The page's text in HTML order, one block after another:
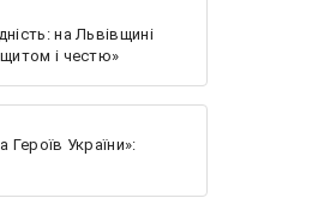
на Львівщині
щитом і честю»
Героїв України»: